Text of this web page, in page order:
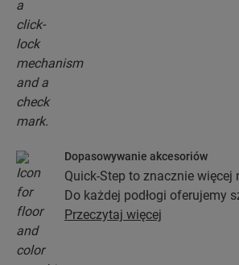
Dopasowywanie akcesoriów
Quick-Step to znacznie więcej
Do każdej podłogi oferujemy
akcesoriów włącznie z
Przeczytaj więcej